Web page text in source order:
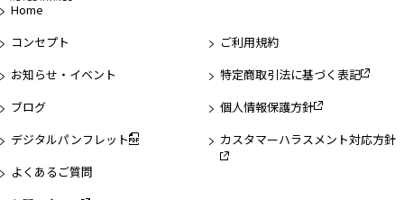
Home
コンセプト
お知らせ・イベント
ブログ
デジタルパンフレット
よくあるご質問
ご利用規約
特定商取引法に基づく表記
個人情報保護方針
カスタマーハラスメント対応方針